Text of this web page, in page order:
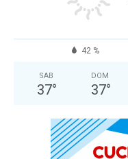
42 %
SAB
37°
DOM
37°